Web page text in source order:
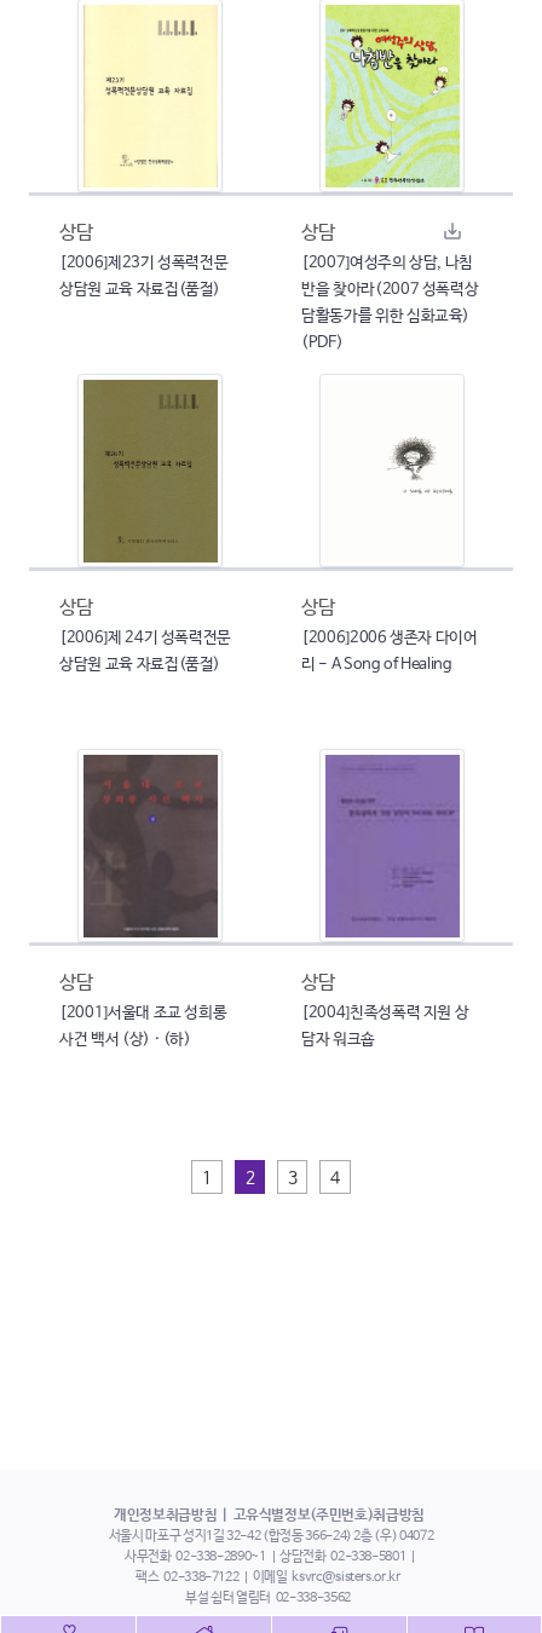
상담
[2006]제23기 성폭력전문
상담원 교육 자료집(품절)
상담
[2007]여성주의 상담, 나침
반을 찾아라(2007 성폭력상
담활동가를 위한 심화교육)
(PDF)
상담
[2006]제 24기 성폭력전문
상담원 교육 자료집(품절)
상담
[2006]2006 생존자 다이어
리 - A Song of Healing
상담
[2001]서울대 조교 성희롱
사건 백서 (상) · (하)
상담
[2004]친족성폭력 지원 상
담자 워크숍
1 2 3 4
개인정보취급방침 고유식별정보(주민번호)취급방침
서울시 마포구 성지1길 32-42 (합정동 366-24) 2층 (우) 04072
사무전화 02-338-2890~1 상담전화 02-338-5801
팩스 02-338-7122 이메일 ksvrc@sisters.or.kr
부설 쉼터 열림터 02-338-3562